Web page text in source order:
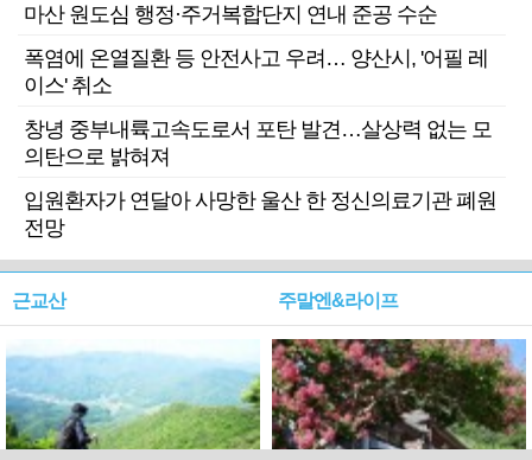
마산 원도심 행정·주거복합단지 연내 준공 수순
폭염에 온열질환 등 안전사고 우려… 양산시, '어필 레
이스' 취소
창녕 중부내륙고속도로서 포탄 발견…살상력 없는 모
의탄으로 밝혀져
입원환자가 연달아 사망한 울산 한 정신의료기관 폐원
전망
근교산 주말엔&라이프